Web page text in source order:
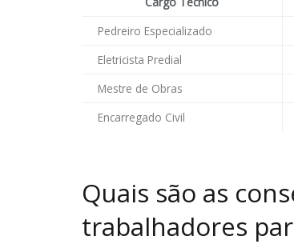
Pedreiro Especializado
Eletricista Predial
Mestre de Obras
Encarregado Civil
Quais são as
trabalhadores